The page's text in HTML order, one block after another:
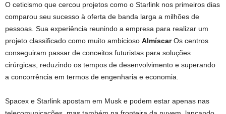
O ceticismo que cercou projetos como o Starlink nos primeiros dias
comparou seu sucesso à oferta de banda larga a milhões de
pessoas. Sua experiência reunindo a empresa para realizar um
projeto classificado como muito ambicioso AlmíscarOs centros
conseguiram passar de conceitos futuristas para soluções
cirúrgicas, reduzindo os tempos de desenvolvimento e superando
a concorrência em termos de engenharia e economia.
Spacex e Starlink apostam em Musk e podem estar apenas nas